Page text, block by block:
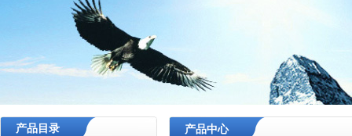
产品目录 产品中心